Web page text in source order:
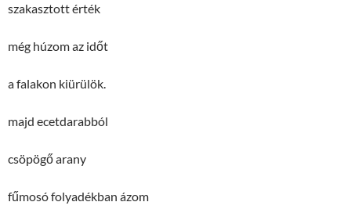
szakasztott érték
még húzom az időt
a falakon kiürülök.
majd ecetdarabból
csöpögő arany
fűmosó folyadékban ázom